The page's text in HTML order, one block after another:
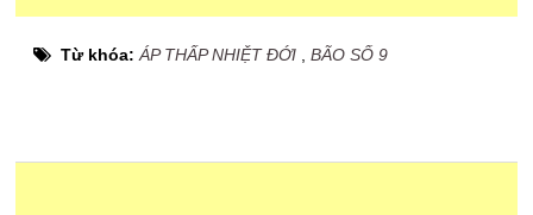
Từ khóa:ÁP THẤP NHIỆT ĐỚI ,BÃO SỐ 9